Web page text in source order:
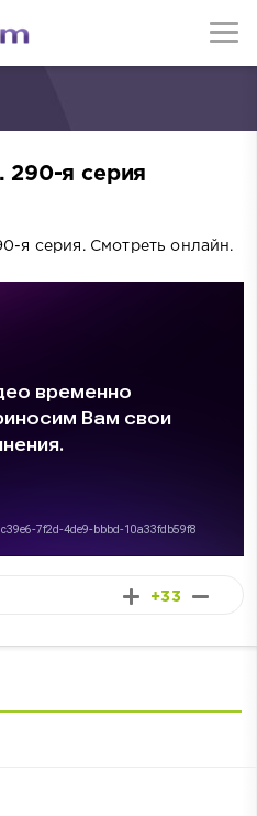
290-я серия
я серия. Смотреть онлайн.
+33